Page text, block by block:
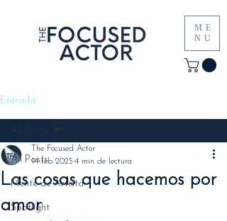
ME
NU
Entrada
All Posts
Mente de Artista
Spotlight
All Posts
Las cosas que hacemos por
amor
The Focused Actor
14 feb 2025 4 min de lectura